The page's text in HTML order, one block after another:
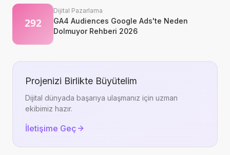
Dijital Pazarlama
GA4 Audiences Google Ads'te Neden
Dolmuyor Rehberi 2026
Projenizi Birlikte Büyütelim
Dijital dünyada başarıya ulaşmanız için uzman
ekibimiz hazır.
İletişime Geç